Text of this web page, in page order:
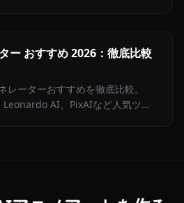
ー おすすめ 2026：徹底比較
ーターおすすめを徹底比較。
AI、PixAIなど人気ツー